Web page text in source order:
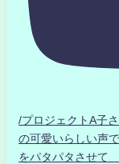
/プロジェクトA
の可愛いらしい声
をパタパタさせて